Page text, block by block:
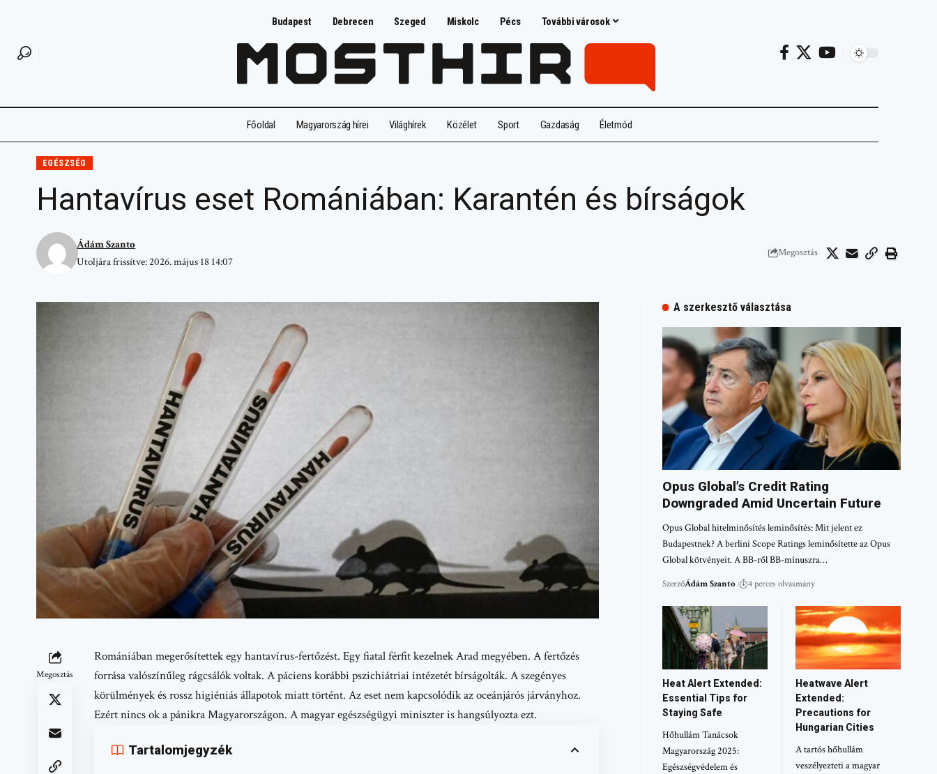
Budapest Debrecen Szeged Miskolc Pécs További városok
Főoldal Magyarország hírei Világhírek Közélet Sport Gazdaság Életmód
EGÉSZSÉG
Hantavírus eset Romániában: Karantén és bírságok
Utoljára frissítve: 2026. május 18 14:07
Ádám Szanto
Megosztás
Megosztás
Romániában megerősítettek egy hantavírus-fertőzést. Egy fiatal férfit kezelnek Arad megyében. A fertőzés
forrása valószínűleg rágcsálók voltak. A páciens korábbi pszichiátriai intézetét bírságolták. A szegényes
körülmények és rossz higiéniás állapotok miatt történt. Az eset nem kapcsolódik az oceánjárós járványhoz.
Ezért nincs ok a pánikra Magyarországon. A magyar egészségügyi miniszter is hangsúlyozta ezt.
Tartalomjegyzék
A szerkesztő választása
Opus Global’s Credit Rating
Downgraded Amid Uncertain Future
Opus Global hitelminősítés leminősítés: Mit jelent ez
Budapestnek? A berlini Scope Ratings leminősítette az Opus
Global kötvényeit. A BB-ről BB-mínuszra…
SzerzőÁdám Szanto 4 perces olvasmány
Heat Alert Extended:
Essential Tips for
Staying Safe
Hőhullám Tanácsok
Magyarország 2025:
Egészségvédelem és
Heatwave Alert
Extended:
Precautions for
Hungarian Cities
A tartós hőhullám
veszélyezteti a magyar